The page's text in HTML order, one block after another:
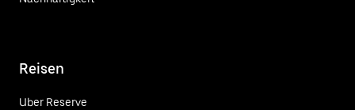
Reisen
Uber Reserve